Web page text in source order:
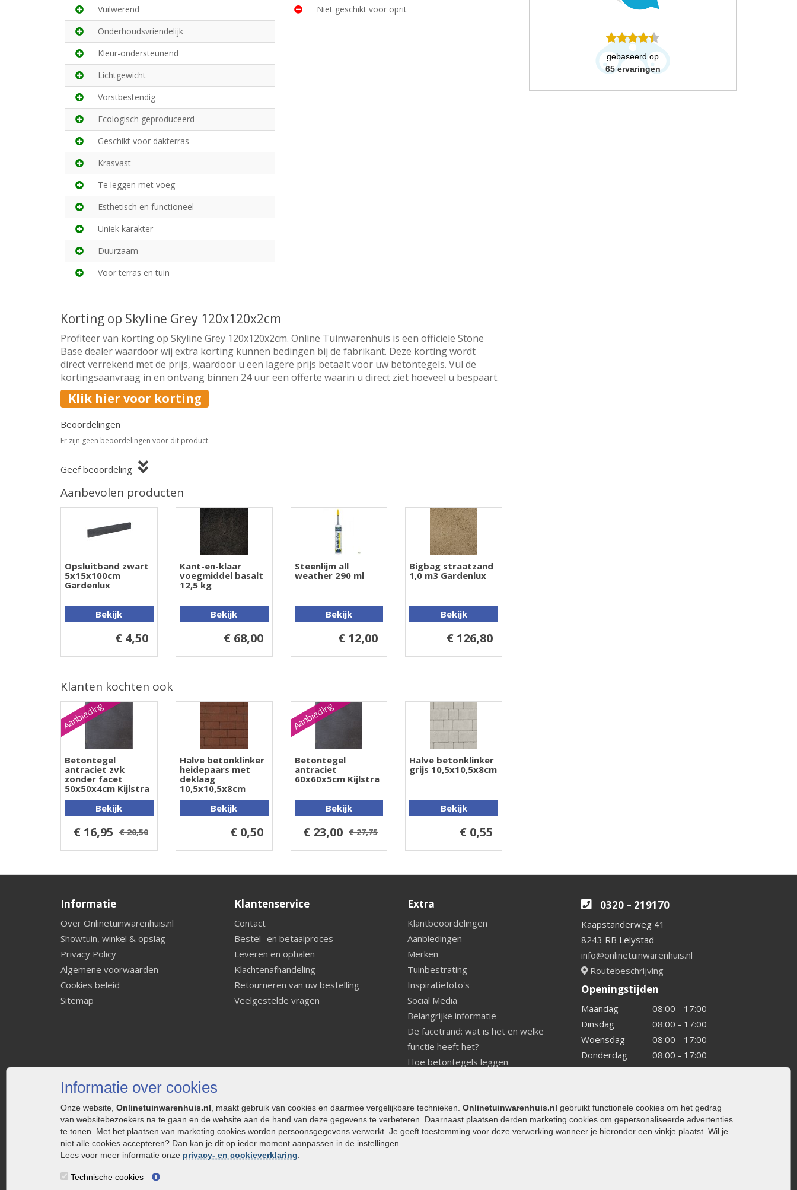
Informatie over cookies
Onze website, Onlinetuinwarenhuis.nl , maakt gebruik van cookies en daarmee vergelijkbare technieken. Onlinetuinwarenhuis.nl gebruikt functionele cookies om het gedrag
van websitebezoekers na te gaan en de website aan de hand van deze gegevens te verbeteren. Daarnaast plaatsen derden marketing cookies om gepersonaliseerde advertenties
te tonen. Met het plaatsen van marketing cookies worden persoonsgegevens verwerkt. Je geeft toestemming voor deze verwerking wanneer je hieronder een vinkje plaatst. Wil je
niet alle cookies accepteren? Dan kan je dit op ieder moment aanpassen in de instellingen.
Lees voor meer informatie onze privacy- en cookieverklaring
Technische cookies
Vuilwerend
Onderhoudsvriendelijk
Kleur-ondersteunend
Lichtgewicht
Vorstbestendig
Ecologisch geproduceerd
Geschikt voor dakterras
Krasvast
Te leggen met voeg
Esthetisch en functioneel
Uniek karakter
Duurzaam
Voor terras en tuin
Niet geschikt voor oprit
Korting op Skyline Grey 120x120x2cm
Profiteer van korting op Skyline Grey 120x120x2cm. Online Tuinwarenhuis is een officiele Stone
Base dealer waardoor wij extra korting kunnen bedingen bij de fabrikant. Deze korting wordt
direct verrekend met de prijs, waardoor u een lagere prijs betaalt voor uw betontegels. Vul de
kortingsaanvraag in en ontvang binnen 24 uur een offerte waarin u direct ziet hoeveel u bespaart.
Klik hier voor korting
Beoordelingen
Er zijn geen beoordelingen voor dit product.
Geef beoordeling
Aanbevolen producten
Opsluitband zwart
5x15x100cm
Gardenlux
Bekijk
€ 4,50
Kant-en-klaar
voegmiddel basalt
12,5 kg
Bekijk
€ 68,00
Steenlijm all
weather 290 ml
Bekijk
€ 12,00
Bigbag straatzand
1,0 m3 Gardenlux
Bekijk
€ 126,80
Klanten kochten ook
Aanbieding
Betontegel
antraciet zvk
zonder facet
50x50x4cm Kijlstra
Bekijk
€ 16,95 € 20,50
Halve betonklinker
heidepaars met
deklaag
10,5x10,5x8cm
Bekijk
€ 0,50
Aanbieding
Betontegel
antraciet
60x60x5cm Kijlstra
Bekijk
€ 23,00 € 27,75
Halve betonklinker
grijs 10,5x10,5x8cm
Bekijk
€ 0,55
gebaseerd op
65 ervaringen
Informatie
Over Onlinetuinwarenhuis.nl
Showtuin, winkel & opslag
Privacy Policy
Algemene voorwaarden
Cookies beleid
Sitemap
Klantenservice
Contact
Bestel- en betaalproces
Leveren en ophalen
Klachtenafhandeling
Retourneren van uw bestelling
Veelgestelde vragen
Extra
Klantbeoordelingen
Aanbiedingen
Merken
Tuinbestrating
Inspiratiefoto's
Social Media
Belangrijke informatie
De facetrand: wat is het en welke
functie heeft het?
Hoe betontegels leggen
Welke tuinstijl past bij mij
Strakke tuin inrichten
Legverbanden gebakken bestrating
0320 – 219170
Kaapstanderweg 41
8243 RB Lelystad
info@onlinetuinwarenhuis.nl
Routebeschrijving
Openingstijden
Maandag
08:00 - 17:00
Dinsdag
08:00 - 17:00
Woensdag
08:00 - 17:00
Donderdag
08:00 - 17:00
Vrijdag
08:00 - 17:00